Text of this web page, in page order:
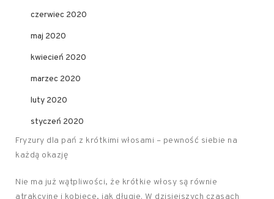
czerwiec 2020
maj 2020
kwiecień 2020
marzec 2020
luty 2020
styczeń 2020
Fryzury dla pań z krótkimi włosami – pewność siebie na
każdą okazję
Nie ma już wątpliwości, że krótkie włosy są równie